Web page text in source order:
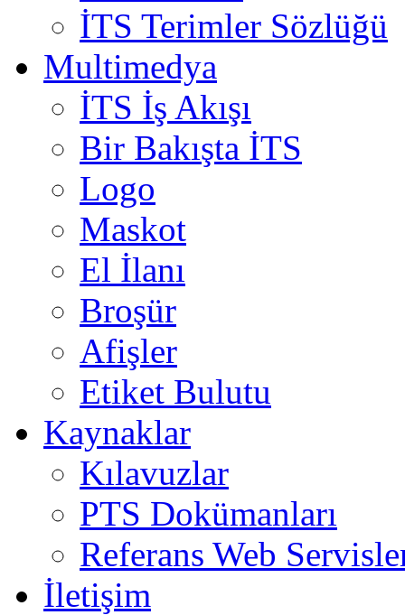
İTS Terimler Sözlüğü
Multimedya
İTS İş Akışı
Bir Bakışta İTS
Logo
Maskot
El İlanı
Broşür
Afişler
Etiket Bulutu
Kaynaklar
Kılavuzlar
PTS Dokümanları
Referans Web
İletişim